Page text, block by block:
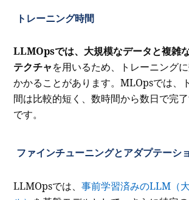
トレーニング時間
LLMOpsでは、大規模なデータと複雑
テクチャを用いるため、トレーニング
かかることがあります。MLOpsでは、
間は比較的短く、数時間から数日で完
です。
ファインチューニングとアダプテーシ
LLMOpsでは、事前学習済みのLLM（